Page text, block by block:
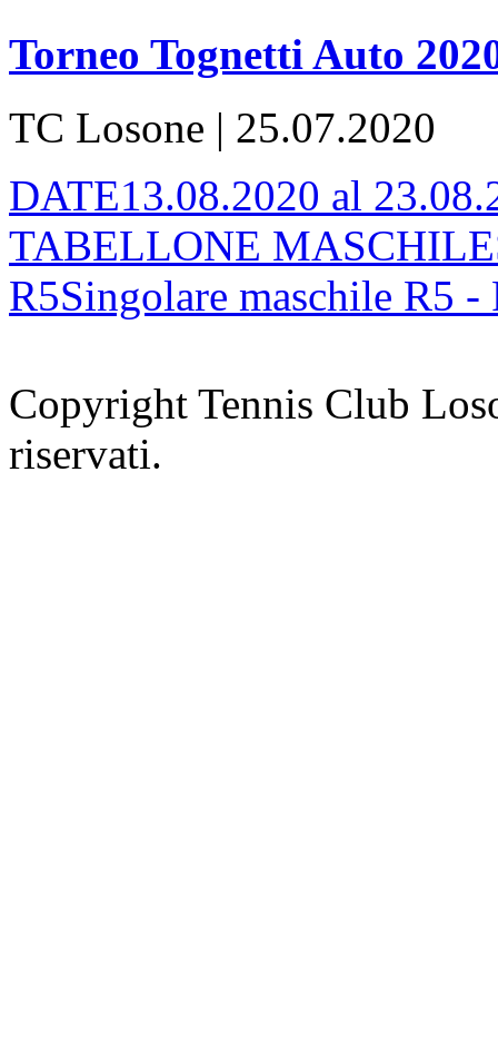
Torneo Tognetti Auto
TC Losone | 25.07.2020
DATE13.08.2020 al
TABELLONE
R5Singolare maschile R5 -
Copyright Tennis Club
riservati.